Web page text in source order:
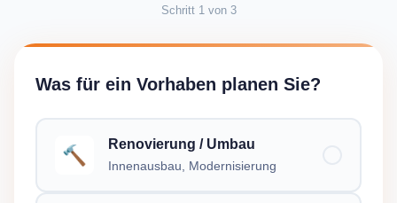
Schritt 1von 3
Was für ein Vorhaben planen Sie?
🔨 Renovierung / Umbau
Innenausbau, Modernisierung